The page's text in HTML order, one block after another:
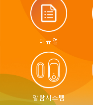
매뉴얼
알람시스템